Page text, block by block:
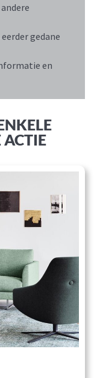
gedane
en